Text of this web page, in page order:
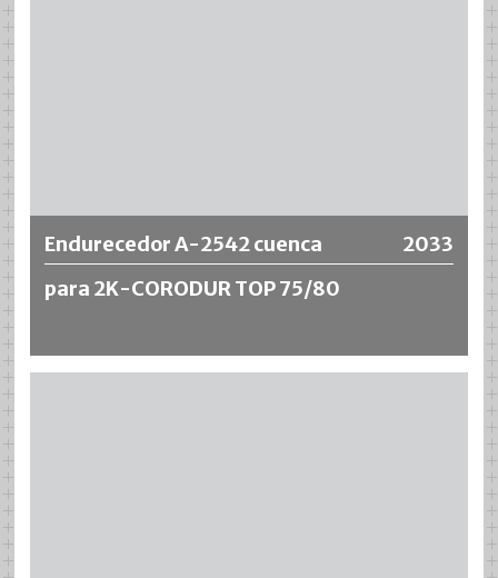
2033
Endurecedor A-2542 cuenca
para 2K-CORODUR TOP 75/80